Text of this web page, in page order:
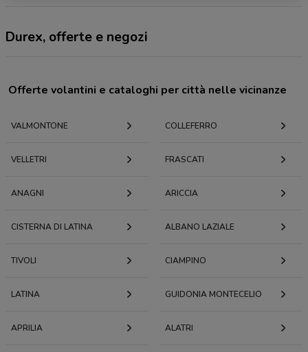
Durex, offerte e negozi
Offerte volantini e cataloghi per città nelle vicinanze
VALMONTONE COLLEFERRO
VELLETRI FRASCATI
ANAGNI ARICCIA
CISTERNA DI LATINA ALBANO LAZIALE
TIVOLI CIAMPINO
LATINA GUIDONIA MONTECELIO
APRILIA ALATRI